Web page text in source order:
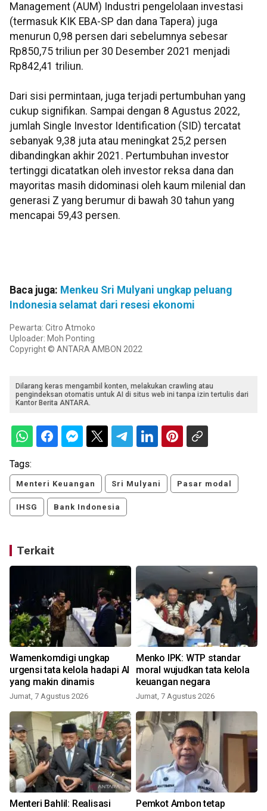
Management (AUM) Industri pengelolaan investasi
(termasuk KIK EBA-SP dan dana Tapera) juga
menurun 0,98 persen dari sebelumnya sebesar
Rp850,75 triliun per 30 Desember 2021 menjadi
Rp842,41 triliun.
Dari sisi permintaan, juga terjadi pertumbuhan yang
cukup signifikan. Sampai dengan 8 Agustus 2022,
jumlah Single Investor Identification (SID) tercatat
sebanyak 9,38 juta atau meningkat 25,2 persen
dibandingkan akhir 2021. Pertumbuhan investor
tertinggi dicatatkan oleh investor reksa dana dan
mayoritas masih didominasi oleh kaum milenial dan
generasi Z yang berumur di bawah 30 tahun yang
mencapai 59,43 persen.
Baca juga: Menkeu Sri Mulyani ungkap peluang
Indonesia selamat dari resesi ekonomi
Pewarta: Citro Atmoko
Uploader: Moh Ponting
Copyright © ANTARA AMBON 2022
Dilarang keras mengambil konten, melakukan crawling atau
pengindeksan otomatis untuk AI di situs web ini tanpa izin tertulis dari
Kantor Berita ANTARA.
Tags:
Menteri Keuangan Sri Mulyani Pasar modal
IHSG Bank Indonesia
Terkait
Wamenkomdigi ungkap
urgensi tata kelola hadapi AI
yang makin dinamis
Jumat, 7 Agustus 2026
Menko IPK: WTP standar
moral wujudkan tata kelola
keuangan negara
Jumat, 7 Agustus 2026
Menteri Bahlil: Realisasi
Pemkot Ambon tetap